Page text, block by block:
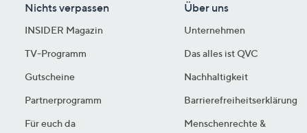
Nichts verpassen
INSIDER Magazin
TV-Programm
Gutscheine
Partnerprogramm
Für euch da
Über uns
Unternehmen
Das alles ist QVC
Nachhaltigkeit
Barrierefreiheitserklärung
Menschenrechte &